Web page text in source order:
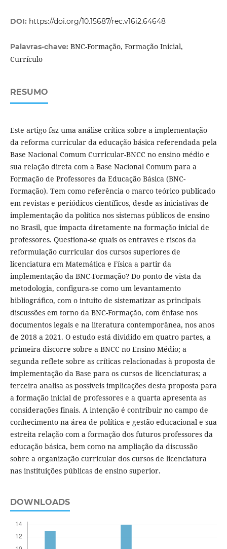
DOI: https://doi.org/10.15687/rec.v16i2.64648
Palavras-chave: BNC-Formação, Formação Inicial,
Currículo
RESUMO
Este artigo faz uma análise crítica sobre a implementação
da reforma curricular da educação básica referendada pela
Base Nacional Comum Curricular-BNCC no ensino médio e
sua relação direta com a Base Nacional Comum para a
Formação de Professores da Educação Básica (BNC-
Formação). Tem como referência o marco teórico publicado
em revistas e periódicos científicos, desde as iniciativas de
implementação da política nos sistemas públicos de ensino
no Brasil, que impacta diretamente na formação inicial de
professores. Questiona-se quais os entraves e riscos da
reformulação curricular dos cursos superiores de
licenciatura em Matemática e Física a partir da
implementação da BNC-Formação? Do ponto de vista da
metodologia, configura-se como um levantamento
bibliográfico, com o intuito de sistematizar as principais
discussões em torno da BNC-Formação, com ênfase nos
documentos legais e na literatura contemporânea, nos anos
de 2018 a 2021. O estudo está dividido em quatro partes, a
primeira discorre sobre a BNCC no Ensino Médio; a
segunda reflete sobre as críticas relacionadas à proposta de
implementação da Base para os cursos de licenciaturas; a
terceira analisa as possíveis implicações desta proposta para
a formação inicial de professores e a quarta apresenta as
considerações finais. A intenção é contribuir no campo de
conhecimento na área de política e gestão educacional e sua
estreita relação com a formação dos futuros professores da
educação básica, bem como na ampliação da discussão
sobre a organização curricular dos cursos de licenciatura
nas instituições públicas de ensino superior.
DOWNLOADS